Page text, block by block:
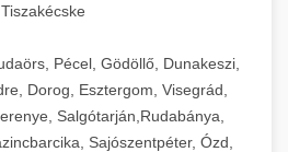
Tiszakécske
Pécel, Gödöllő, Dunakeszi,
Dorog, Esztergom, Visegrád,
Salgótarján,Rudabánya,
Sajószentpéter, Ózd,